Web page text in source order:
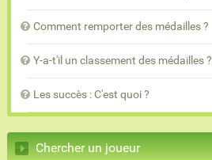
Comment remporter des médailles ?
Y-a-t'il un classement des médailles ?
Les succès : C'est quoi ?
Chercher un joueur